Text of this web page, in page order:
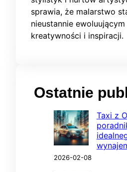
sprawia, że malarstwo
nieustannie
kreatywności i inspiracji.
Ostatnie
Taxi z
2026-02-08